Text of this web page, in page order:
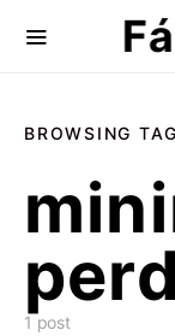
BROWSING TAG
1 post